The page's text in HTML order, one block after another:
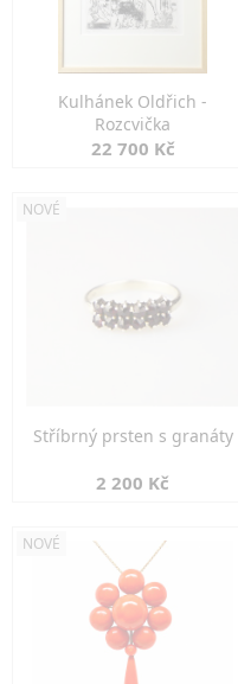
Kulhánek Oldřich -
Rozcvička
22 700 Kč
NOVÉ
Stříbrný prsten s granáty
2 200 Kč
NOVÉ